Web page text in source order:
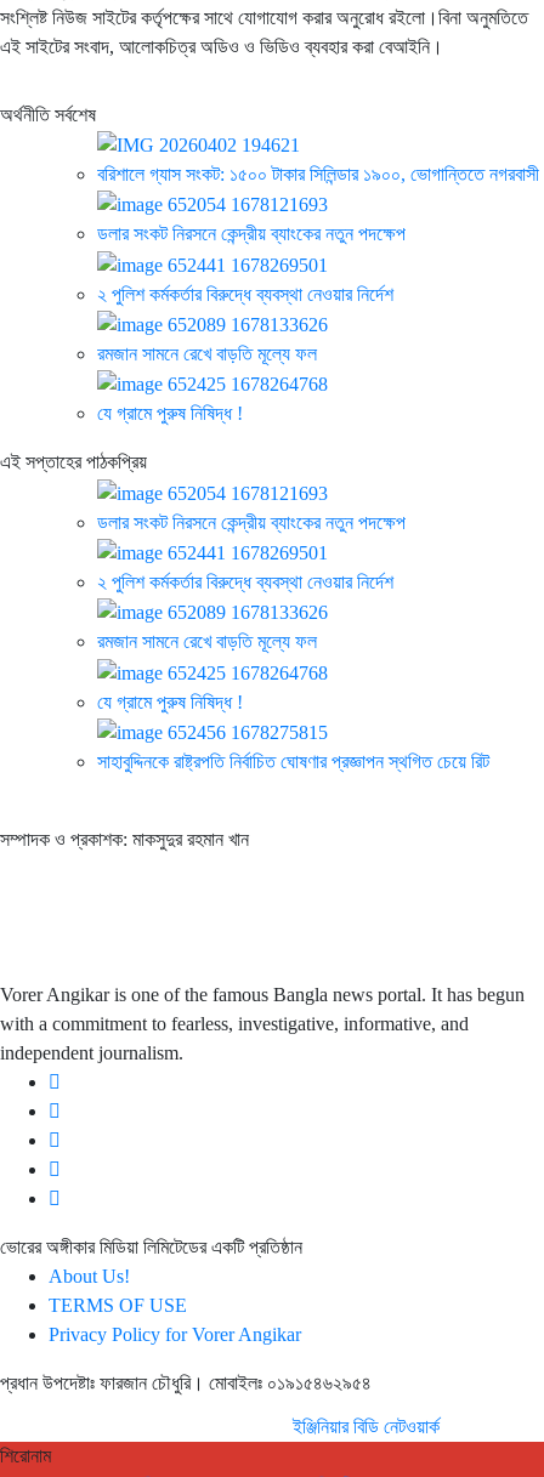
সংশ্লিষ্ট নিউজ সাইটের কর্তৃপক্ষের সাথে যোগাযোগ করার অনুরোধ রইলো।বিনা অনুমতিতে
এই সাইটের সংবাদ, আলোকচিত্র অডিও ও ভিডিও ব্যবহার করা বেআইনি।
অর্থনীতি সর্বশেষ
বরিশালে গ্যাস সংকট: ১৫০০ টাকার সিলিন্ডার ১৯০০, ভোগান্তিতে নগরবাসী
ডলার সংকট নিরসনে কেন্দ্রীয় ব্যাংকের নতুন পদক্ষেপ
২ পুলিশ কর্মকর্তার বিরুদ্ধে ব্যবস্থা নেওয়ার নির্দেশ
রমজান সামনে রেখে বাড়তি মূল্যে ফল
যে গ্রামে পুরুষ নিষিদ্ধ !
এই সপ্তাহের পাঠকপ্রিয়
ডলার সংকট নিরসনে কেন্দ্রীয় ব্যাংকের নতুন পদক্ষেপ
২ পুলিশ কর্মকর্তার বিরুদ্ধে ব্যবস্থা নেওয়ার নির্দেশ
রমজান সামনে রেখে বাড়তি মূল্যে ফল
যে গ্রামে পুরুষ নিষিদ্ধ !
সাহাবুদ্দিনকে রাষ্ট্রপতি নির্বাচিত ঘোষণার প্রজ্ঞাপন স্থগিত চেয়ে রিট
সম্পাদক ও প্রকাশক: মাকসুদুর রহমান খান
Vorer Angikar is one of the famous Bangla news portal. It has begun
with a commitment to fearless, investigative, informative, and
independent journalism.
ভোরের অঙ্গীকার মিডিয়া লিমিটেডের একটি প্রতিষ্ঠান
About Us!
TERMS OF USE
Privacy Policy for Vorer Angikar
প্রধান উপদেষ্টাঃ ফারজান চৌধুরি। মোবাইলঃ ০১৯১৫৪৬২৯৫৪
ওয়েব ডিজাইন ও ডেভেলপমেন্টইঞ্জিনিয়ার বিডি নেটওয়ার্ক
শিরোনাম